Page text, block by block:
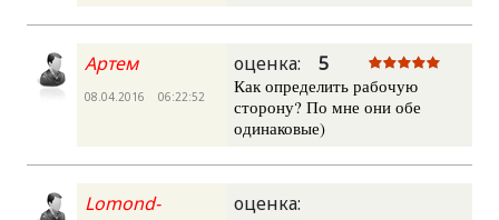
Артем
08.04.2016 06:22:52
оценка: 5
Как определить рабочую
сторону? По мне они обе
одинаковые)
Lomond-
оценка: